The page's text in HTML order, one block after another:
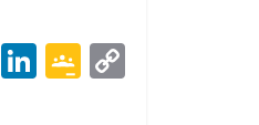
W Li G